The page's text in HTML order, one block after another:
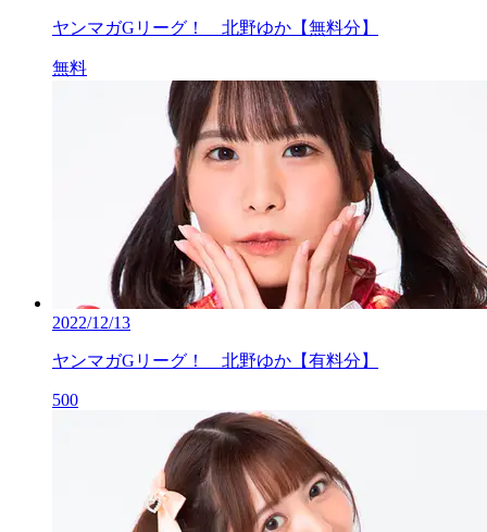
ヤンマガGリーグ！ 北野ゆか【無料分】
無料
2022/12/13
ヤンマガGリーグ！ 北野ゆか【有料分】
500